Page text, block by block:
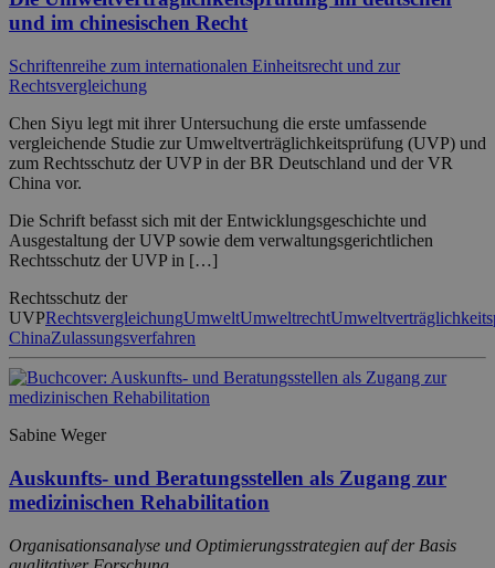
und im chinesischen Recht
Schriftenreihe zum internationalen Einheitsrecht und zur
Rechtsvergleichung
Chen Siyu legt mit ihrer Untersuchung die erste umfassende
vergleichende Studie zur Umweltverträglichkeitsprüfung (UVP) und
zum Rechtsschutz der UVP in der BR Deutschland und der VR
China vor.
Die Schrift befasst sich mit der Entwicklungsgeschichte und
Ausgestaltung der UVP sowie dem verwaltungsgerichtlichen
Rechtsschutz der UVP in […]
Rechtsschutz der
UVPRechtsvergleichungUmweltUmweltrecht
ChinaZulassungsverfahren
Sabine Weger
Auskunfts- und Beratungsstellen als Zugang zur
medizinischen Rehabilitation
Organisationsanalyse und Optimierungsstrategien auf der Basis